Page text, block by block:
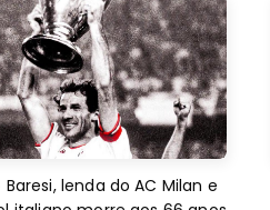
Baresi, lenda do AC Milan e